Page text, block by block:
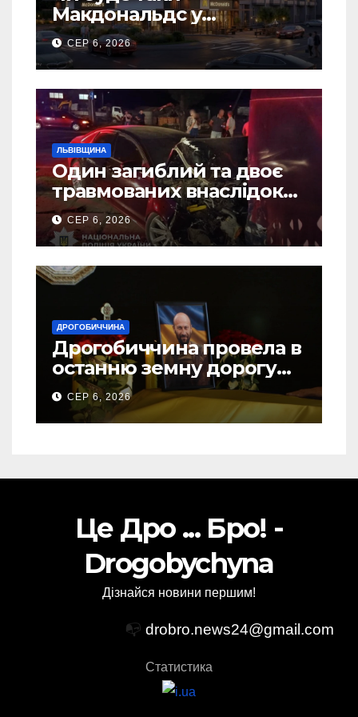
Макдональдс у
Дрогобичі? (Фото)
СЕР 6, 2026
ЛЬВІВЩИНА
Один загиблий та двоє
травмованих внаслідок
ДТП на Самбірщині
СЕР 6, 2026
ДРОГОБИЧЧИНА
Дрогобиччина провела в
останню земну дорогу
свого Захисника – Олега
Торського
СЕР 6, 2026
Це Дро ... Бро! -
Drogobychyna
Дізнайся новини першим!
📭 drobro.news24@gmail.com
Статистика